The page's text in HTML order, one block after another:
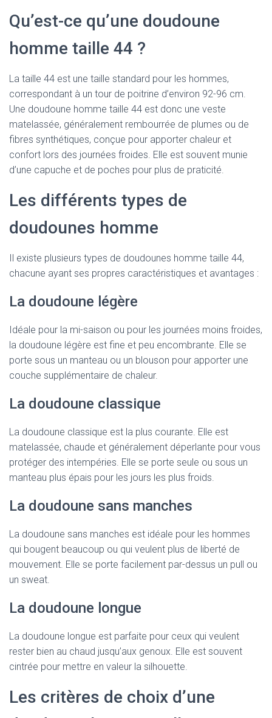
Qu’est-ce qu’une doudoune
homme taille 44 ?
La taille 44 est une taille standard pour les hommes,
correspondant à un tour de poitrine d’environ 92-96 cm.
Une doudoune homme taille 44 est donc une veste
matelassée, généralement rembourrée de plumes ou de
fibres synthétiques, conçue pour apporter chaleur et
confort lors des journées froides. Elle est souvent munie
d’une capuche et de poches pour plus de praticité.
Les différents types de
doudounes homme
Il existe plusieurs types de doudounes homme taille 44,
chacune ayant ses propres caractéristiques et avantages :
La doudoune légère
Idéale pour la mi-saison ou pour les journées moins froides,
la doudoune légère est fine et peu encombrante. Elle se
porte sous un manteau ou un blouson pour apporter une
couche supplémentaire de chaleur.
La doudoune classique
La doudoune classique est la plus courante. Elle est
matelassée, chaude et généralement déperlante pour vous
protéger des intempéries. Elle se porte seule ou sous un
manteau plus épais pour les jours les plus froids.
La doudoune sans manches
La doudoune sans manches est idéale pour les hommes
qui bougent beaucoup ou qui veulent plus de liberté de
mouvement. Elle se porte facilement par-dessus un pull ou
un sweat.
La doudoune longue
La doudoune longue est parfaite pour ceux qui veulent
rester bien au chaud jusqu’aux genoux. Elle est souvent
cintrée pour mettre en valeur la silhouette.
Les critères de choix d’une